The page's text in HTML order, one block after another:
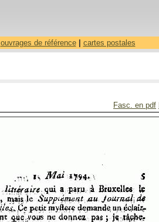
ouvrages de référence| cartes postales
Fasc. en pdf